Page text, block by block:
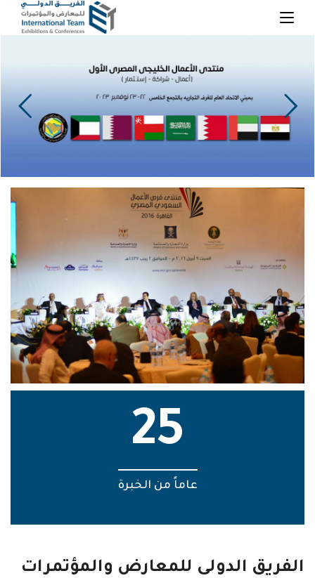
25
عاماً من الخبرة
الفريق الدولى للمعارض والمؤتمرات